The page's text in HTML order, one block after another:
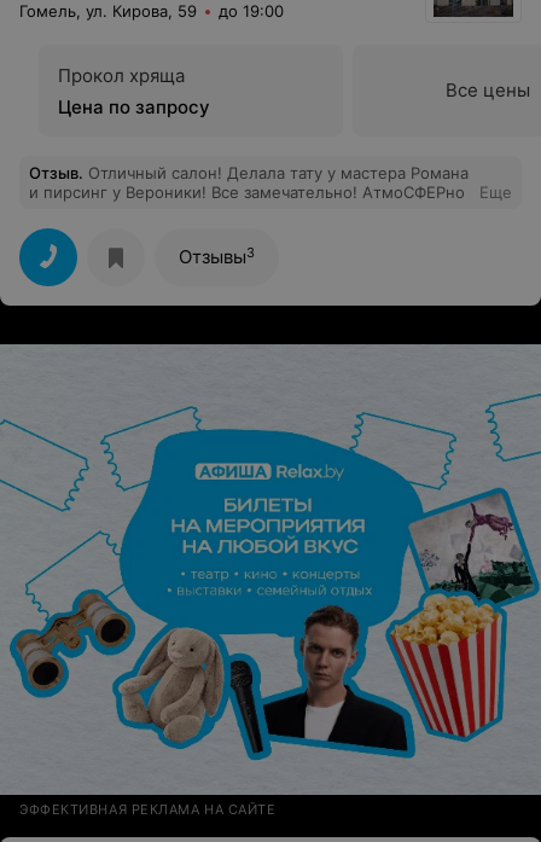
Гомель, ул. Кирова, 59 до 19:00
Прокол хряща
Цена по запросу
Все цены
Отзыв. Отличный салон! Делала тату у мастера Романа
и пирсинг у Вероники! Все замечательно! АтмоСФЕРно
Еще
Отзывы3
ЭФФЕКТИВНАЯ РЕКЛАМА НА САЙТЕ